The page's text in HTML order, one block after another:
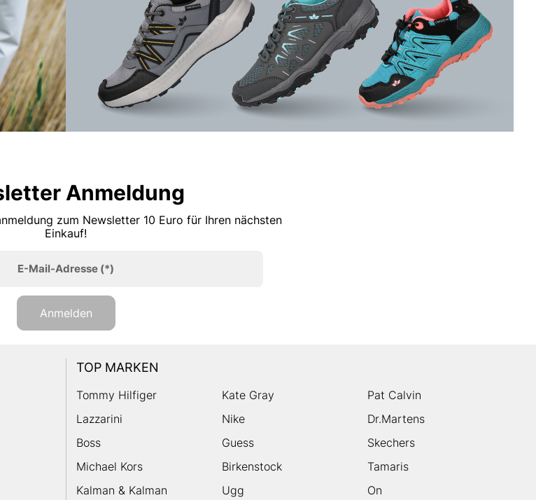
Anmeldung
zum Newsletter 10 Euro für Ihren nächsten
Einkauf!
E-Mail-Adresse(*)
Anmelden
TOP MARKEN
Tommy Hilfiger Kate Gray
Pat Calvin
Lazzarini
Nike
Dr.Martens
Boss
Guess
Skechers
Michael Kors
Birkenstock
Tamaris
Kalman & Kalman
Ugg On